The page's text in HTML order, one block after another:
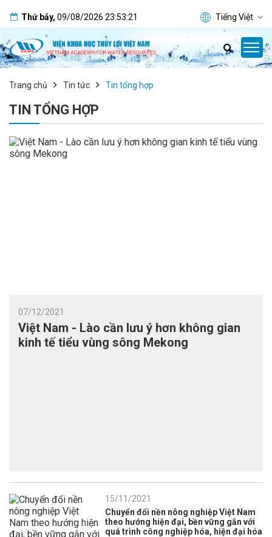
Thứ bảy, 09/08/2026 23:53:21 Tiếng Việt
Trang chủ Tin tức Tin tổng hợp
TIN TỔNG HỢP
07/12/2021
Việt Nam - Lào cần lưu ý hơn không gian
kinh tế tiểu vùng sông Mekong
15/11/2021
Chuyển đổi nền nông nghiệp Việt Nam
theo hướng hiện đại, bền vững gắn với
quá trình công nghiệp hóa, hiện đại hóa